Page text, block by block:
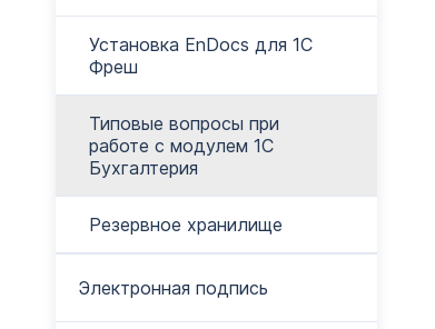
Установка EnDocs для 1С
Фреш
Типовые вопросы при
работе с модулем 1С
Бухгалтерия
Резервное хранилище
Электронная подпись